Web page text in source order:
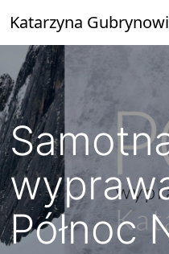
do
treści
Katarzyna
Północ